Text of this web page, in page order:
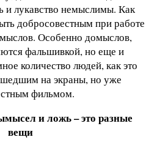
и лукавство немыслимы. Как
добросовестным при работе
Особенно домыслов,
фальшивкой, но еще и
количество людей, как это
на экраны, но уже
фильмом.
и ложь – это разные
вещи